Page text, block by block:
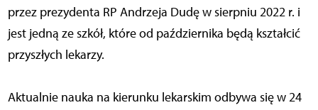
przez prezydenta RP Andrzeja Dudę w sierpniu 2022 r. i
jest jedną ze szkół, które od października będą kształcić
przyszłych lekarzy.
Aktualnie nauka na kierunku lekarskim odbywa się w 24